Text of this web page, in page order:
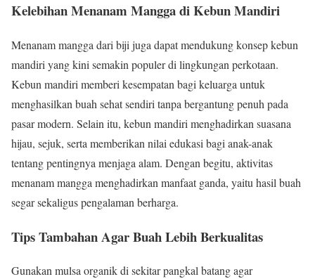
Kelebihan Menanam Mangga di Kebun Mandiri
Menanam mangga dari biji juga dapat mendukung konsep kebun
mandiri yang kini semakin populer di lingkungan perkotaan.
Kebun mandiri memberi kesempatan bagi keluarga untuk
menghasilkan buah sehat sendiri tanpa bergantung penuh pada
pasar modern. Selain itu, kebun mandiri menghadirkan suasana
hijau, sejuk, serta memberikan nilai edukasi bagi anak-anak
tentang pentingnya menjaga alam. Dengan begitu, aktivitas
menanam mangga menghadirkan manfaat ganda, yaitu hasil buah
segar sekaligus pengalaman berharga.
Tips Tambahan Agar Buah Lebih Berkualitas
Gunakan mulsa organik di sekitar pangkal batang agar